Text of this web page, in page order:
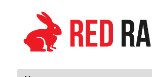
Skip to content